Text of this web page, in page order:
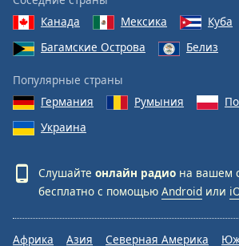
Канада
Мексика
Куба
Багамские Острова
Белиз
Популярные страны
Германия
Румыния
Украина
Слушайте онлайн радио на вашем
бесплатно с помощью Android или
Африка Азия Северная Америка